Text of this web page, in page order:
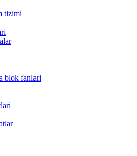
tizimi
blok fanlari